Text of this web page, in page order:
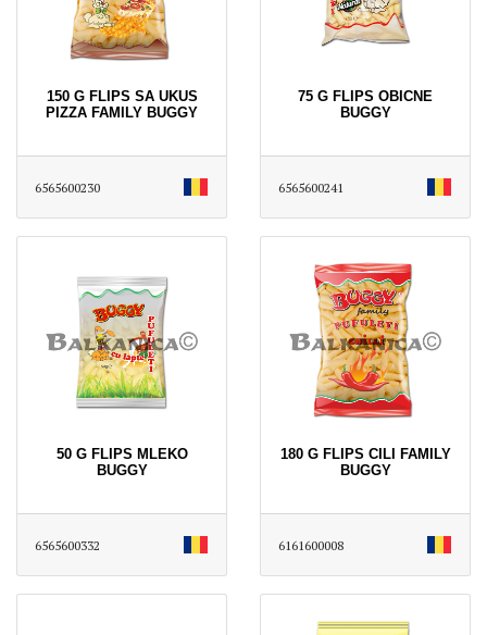
150 G FLIPS SA UKUS
PIZZA FAMILY BUGGY
6565600230
75 G FLIPS OBICNE
BUGGY
6565600241
50 G FLIPS MLEKO
BUGGY
6565600332
180 G FLIPS CILI FAMILY
BUGGY
6161600008